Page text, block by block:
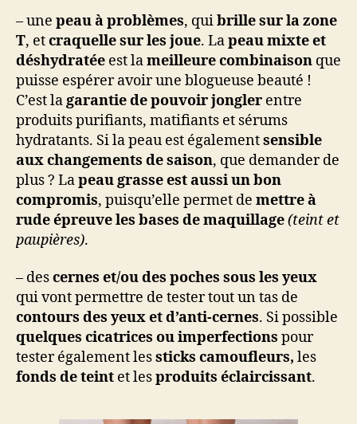
– une peau à problèmes, quibrille sur la zone
T, etcraquelle sur les joue. Lapeau mixte et
déshydratée est lameilleure combinaison que
puisse espérer avoir une blogueuse beauté !
C’est lagarantie de pouvoir jongler entre
produits purifiants, matifiants et sérums
hydratants. Si la peau est égalementsensible
aux changements de saison, que demander de
plus ? Lapeau grasse est aussi un bon
compromis, puisqu’elle permet de mettre à
rude épreuve les bases de maquillage(teint et
paupières).
– descernes et/ou des poches sous les yeux
qui vont permettre de tester tout un tas de
contours des yeux et d’anti-cernes. Si possible
quelques cicatrices ou imperfections pour
tester également lessticks camoufleurs, les
fonds de teint et lesproduits éclaircissant.